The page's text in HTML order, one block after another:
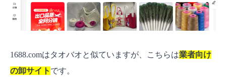
1688.comはタオバオと似ていますが、こちらは業者向け
の卸サイト です。